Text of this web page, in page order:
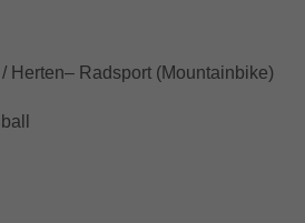
Herten– Radsport (Mountainbike)